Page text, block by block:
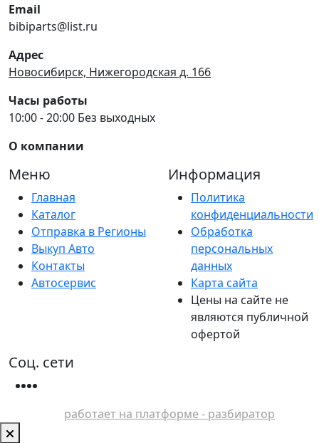
Email
bibiparts@list.ru
Адрес
Новосибирск, Нижегородская д. 166
Часы работы
10:00 - 20:00 Без выходных
О компании
Меню
Главная
Каталог
Отправка в Регионы
Выкуп Авто
Контакты
Автосервис
Информация
Политика
конфиденциальности
Обработка
персональных
данных
Карта сайта
Цены на сайте не
являются публичной
офертой
Соц. сети
работает на платформе - разбиратор